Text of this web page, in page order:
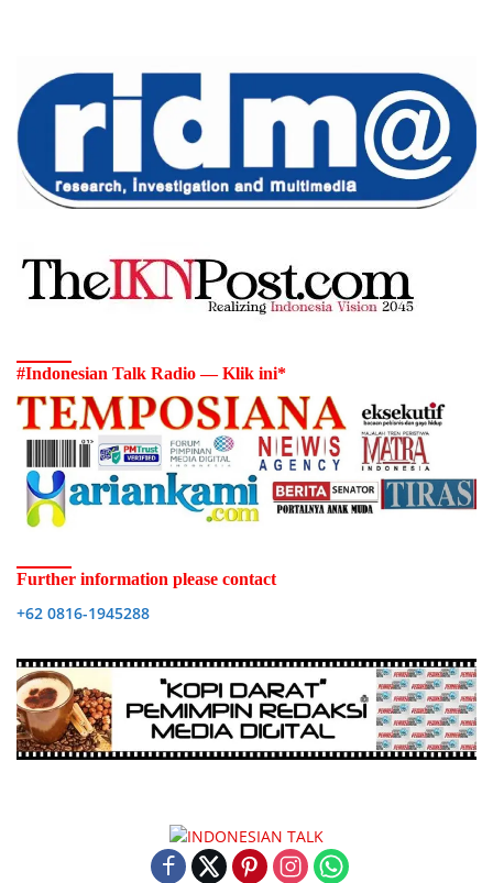
#Indonesian Talk Radio — Klik ini*
Further information please contact
+62 0816-1945288